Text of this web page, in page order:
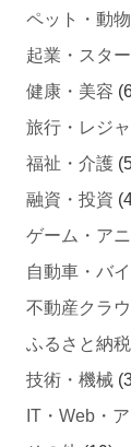
起業・スター
健康・美容
旅行・レジ
福祉・介護
融資・投資
ゲーム・ア
自動車・バイ
不動産クラ
ふるさと納税
技術・機械
IT・Web・ア
その他(19)